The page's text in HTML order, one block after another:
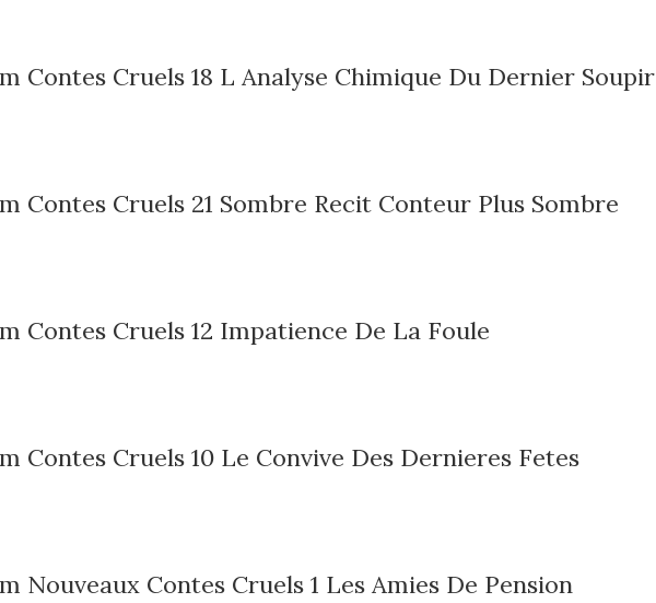
Contes Cruels 18 L Analyse Chimique Du Dernier Soupir
Contes Cruels 21 Sombre Recit Conteur Plus Sombre
Contes Cruels 12 Impatience De La Foule
Contes Cruels 10 Le Convive Des Dernieres Fetes
Nouveaux Contes Cruels 1 Les Amies De Pension